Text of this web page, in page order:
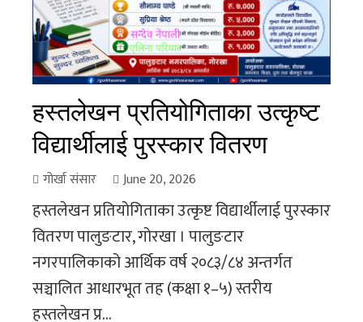
हस्तलेखन प्रतियोगिताका उत्कृष्ट
विद्यार्थीलाई पुरस्कार वितरण
गोर्खा संसार June 20, 2026
हस्तलेखन प्रतियोगिताका उत्कृष्ट विद्यार्थीलाई पुरस्कार
वितरण पालुङटार, गोरखा । पालुङटार
नगरपालिकाको आर्थिक वर्ष २०८३/८४ अन्तर्गत
सञ्चालित आधारभूत तह (कक्षा १–५) स्तरीय
हस्तलेखन प्र...